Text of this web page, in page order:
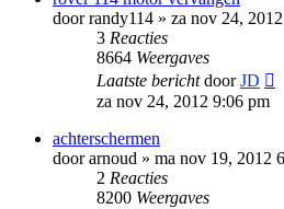
doorrandy114 » za nov 24,
3 Reacties
8664 Weergaves
Laatste berichtdoorJD
za nov 24, 2012 9:06 pm
achterschermen
doorarnoud » ma nov 19, 2012
2 Reacties
8200 Weergaves